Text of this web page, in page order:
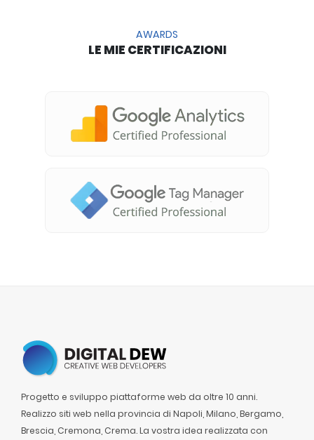
AWARDS
LE MIE CERTIFICAZIONI
Progetto e sviluppo piattaforme web da oltre 10 anni.
Realizzo siti web nella provincia di Napoli, Milano, Bergamo,
Brescia, Cremona, Crema. La vostra idea realizzata con